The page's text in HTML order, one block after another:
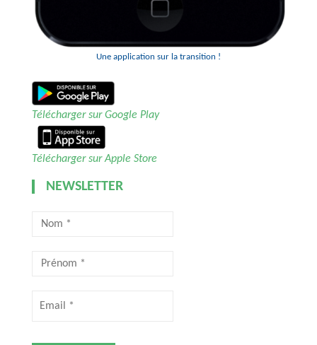
Une application sur la transition !
Télécharger sur Google Play
Télécharger sur Apple Store
NEWSLETTER